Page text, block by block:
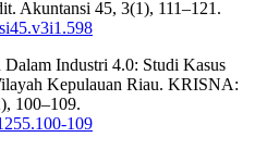
Akuntansi 45, 3(1), 111–121.
Industri 4.0: Studi Kasus
Kepulauan Riau. KRISNA:
100–109.
109